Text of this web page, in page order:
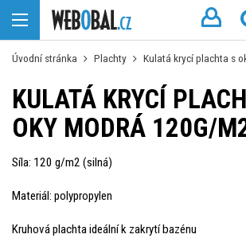
Úvodní stránka Plachty Kulatá krycí plachta s
KULATÁ KRYCÍ
OKY MODRÁ 120G/
Síla: 120 g/m2 (silná)
Materiál: polypropylen
Kruhová plachta ideální k zakrytí bazénu